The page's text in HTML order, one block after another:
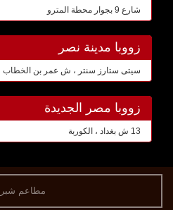
شارع 9 بجوار محطة المترو
زووبا مدينة نصر
سيتى ستارز سنتر ، ش عمر بن الخطاب
زووبا مصر الجديدة
13 ش بغداد ، الكوربة
مطاعم